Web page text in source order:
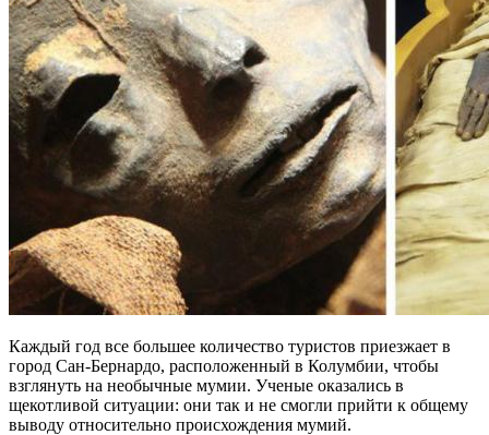
Каждый год все большее количество туристов приезжает в
город Сан-Бернардо, расположенный в Колумбии, чтобы
взглянуть на необычные мумии. Ученые оказались в
щекотливой ситуации: они так и не смогли прийти к общему
выводу относительно происхождения мумий.